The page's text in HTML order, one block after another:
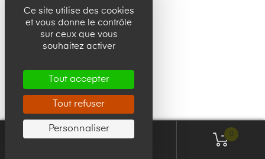
0
Ce site utilise des cookies
et vous donne le contrôle
sur ceux que vous
souhaitez activer
Tout accepter
Tout refuser
Personnaliser